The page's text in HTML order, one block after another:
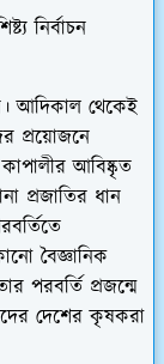
নির্বাচন
আদিকাল থেকেই
প্রয়োজনে
আবিষ্কৃত
প্রজাতির ধান
বৈজ্ঞানিক
পরবর্তি প্রজন্মে
দেশের কৃষকরা